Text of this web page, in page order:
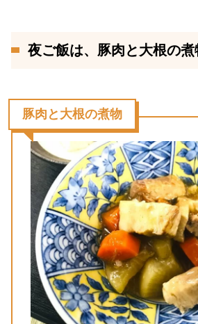
夜ご飯は、豚肉と大根の煮
豚肉と大根の煮物